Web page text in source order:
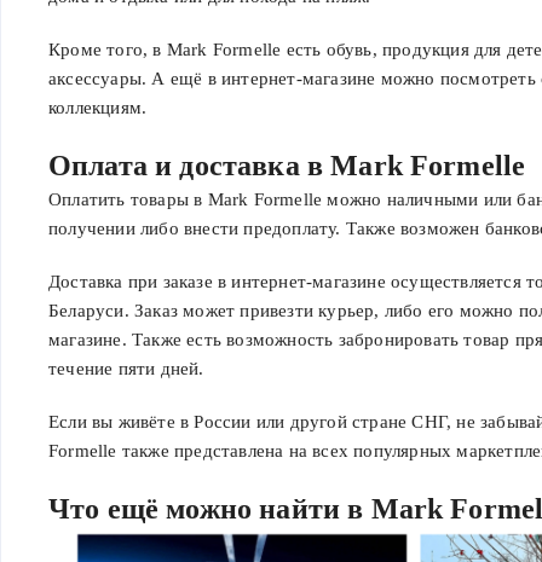
Кроме того, в Mark Formelle есть обувь, продукция для
аксессуары. А ещё в интернет-магазине можно
коллекциям.
Оплата и доставка в Mark Formelle
Оплатить товары в Mark Formelle можно наличными или
получении либо внести предоплату. Также возможен
Доставка при заказе в интернет-магазине осуществляется
Беларуси. Заказ может привезти курьер, либо его можно
магазине. Также есть возможность забронировать товар
течение пяти дней.
Если вы живёте в России или другой стране СНГ, не
Formelle также представлена на всех популярных
Что ещё можно найти в Mark